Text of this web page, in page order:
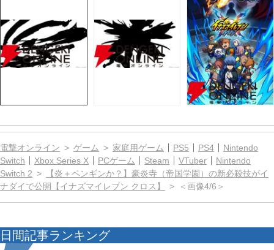
電撃オンライン ゲーム 家庭用ゲーム PS5 PS4
Nintendo
Switch
Xbox Series X PCゲーム Steam VTuber
Nintendo
Switch 2
【炎＋ペンギンか？】豪炎寺（帝国学園）の新必殺技がイ
ナダイで公開【イナズマイレブン クロス】
＜画像4/6＞
日間記事ランキング